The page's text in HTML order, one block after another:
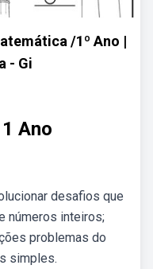
/1º Ano |
- Gi
Ano
desafios que
números inteiros;
problemas do
simples.